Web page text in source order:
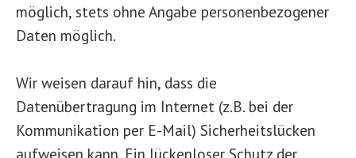
möglich, stets ohne Angabe personenbezogener
Daten möglich.
Wir weisen darauf hin, dass die
Datenübertragung im Internet (z.B. bei der
Kommunikation per E-Mail) Sicherheitslücken
aufweisen kann. Ein lückenloser Schutz der